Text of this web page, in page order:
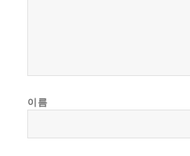
이름